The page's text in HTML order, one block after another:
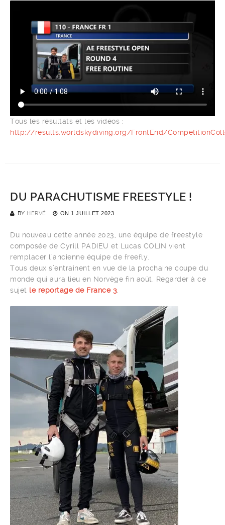
Tous les résultats et les vidéos :
http://results.worldskydiving.org/FrontEnd/
DU PARACHUTISME FREESTYLE !
BY HERVÉ ON 1 JUILLET 2023
Du nouveau cette année 2023, une équipe de freestyle
composée de Cyrill PADIEU et Lucas COLIN vient
remplacer l’ancienne équipe de freefly.
Tous deux s’entrainent en vue de la prochaine coupe du
monde qui aura lieu en Norvège fin août. Regarder à ce
sujet le reportage de France 3